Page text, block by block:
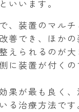
いいます。
、装置のマル
善でき、ほか
えられるのが大
に装置が付く
果が最も良く
る治療方法です